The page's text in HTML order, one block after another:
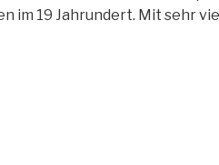
im 19 Jahrundert. Mit sehr